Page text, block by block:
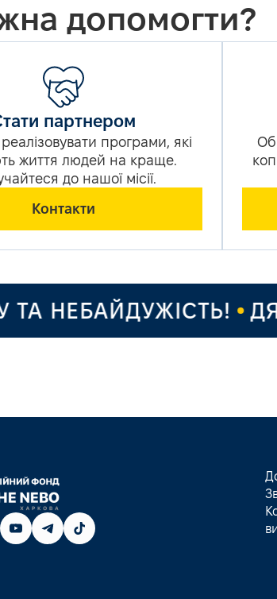
допомогти?
партнером
програми, які
життя людей на краще.
до нашої місії.
Контакти